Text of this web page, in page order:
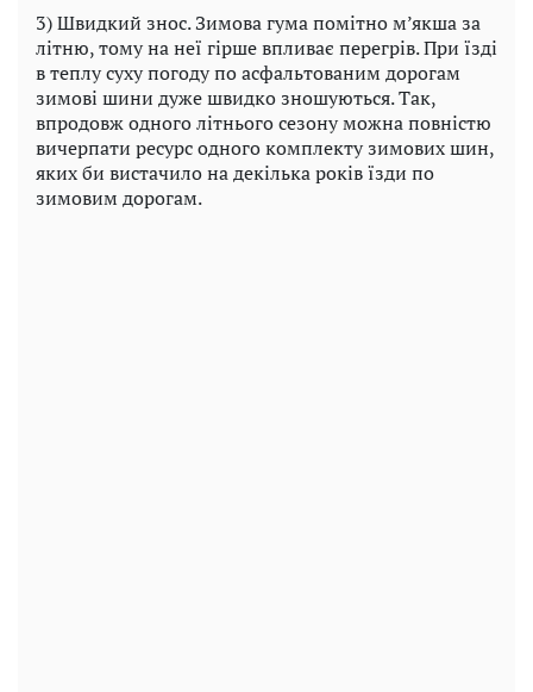
3) Швидкий знос. Зимова гума помітно м’якша за
літню, тому на неї гірше впливає перегрів. При їзді
в теплу суху погоду по асфальтованим дорогам
зимові шини дуже швидко зношуються. Так,
впродовж одного літнього сезону можна повністю
вичерпати ресурс одного комплекту зимових шин,
яких би вистачило на декілька років їзди по
зимовим дорогам.